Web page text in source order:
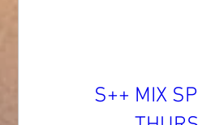
80'S++ MIX